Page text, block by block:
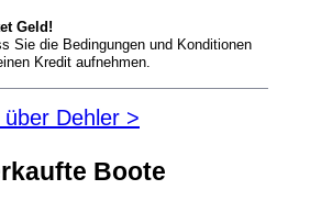
Geld!
Sie die Bedingungen und Konditionen
Kredit aufnehmen.
Dehler >
Boote